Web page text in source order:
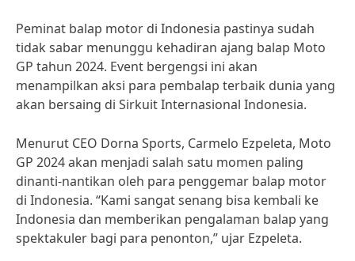
Peminat balap motor di Indonesia pastinya sudah
tidak sabar menunggu kehadiran ajang balap Moto
GP tahun 2024. Event bergengsi ini akan
menampilkan aksi para pembalap terbaik dunia yang
akan bersaing di Sirkuit Internasional Indonesia.
Menurut CEO Dorna Sports, Carmelo Ezpeleta, Moto
GP 2024 akan menjadi salah satu momen paling
dinanti-nantikan oleh para penggemar balap motor
di Indonesia. “Kami sangat senang bisa kembali ke
Indonesia dan memberikan pengalaman balap yang
spektakuler bagi para penonton,” ujar Ezpeleta.